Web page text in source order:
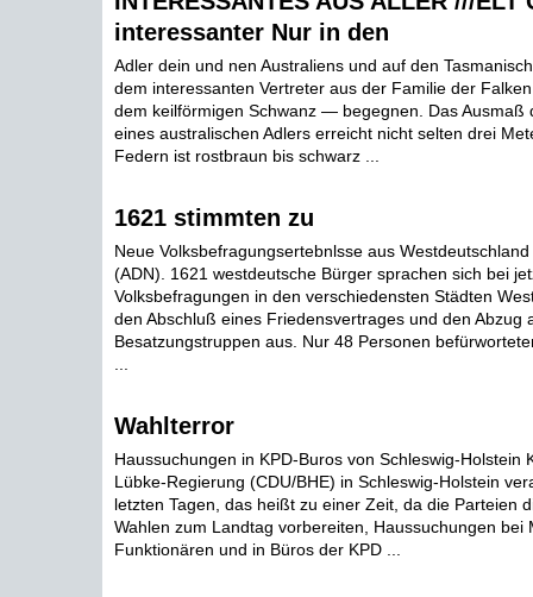
interessanter Nur in den
Adler dein und nen Australiens und auf den
dem interessanten Vertreter aus der Familie der
dem keilförmigen Schwanz — begegnen. Das Ausmaß
eines australischen Adlers erreicht nicht selten drei
Federn ist rostbraun bis schwarz ...
1621 stimmten zu
Neue Volksbefragungsertebnlsse aus
(ADN). 1621 westdeutsche Bürger sprachen sich bei
Volksbefragungen in den verschiedensten Städten
den Abschluß eines Friedensvertrages und den Abzug
Besatzungstruppen aus. Nur 48 Personen
Wahlterror
Haussuchungen in KPD-Buros von Schleswig-Holstein
Lübke-Regierung (CDU/BHE) in Schleswig-Holstein
letzten Tagen, das heißt zu einer Zeit, da die Parteien
Wahlen zum Landtag vorbereiten, Haussuchungen bei
Funktionären und in Büros der KPD ...